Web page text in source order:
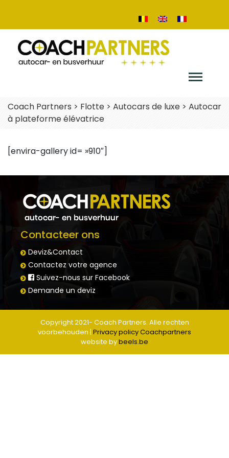
Coach Partners > Flotte > Autocars de luxe > Autocar
à plateforme élévatrice
[envira-gallery id= »910″]
Contacteer ons
Deviz&Contact
Contactez votre agence
Suivez-nous sur Facebook
Demande un deviz
Copyright 2021- Coach Partners. Alle rechten
voorbehouden | Privacy policy Coachpartners
website bybeels.be